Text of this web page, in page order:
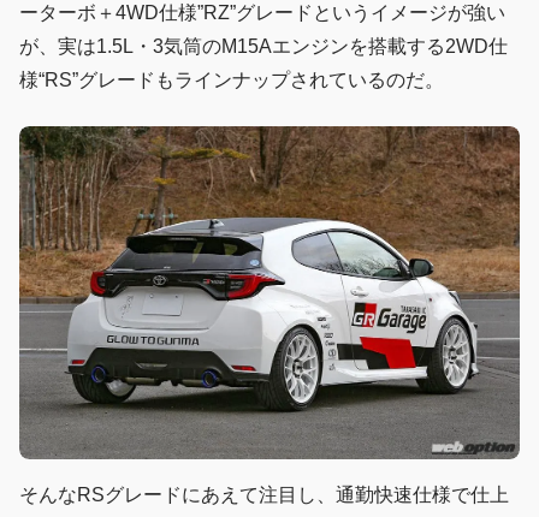
ーターボ＋4WD仕様”RZ”グレードというイメージが強い
が、実は1.5L・3気筒のM15Aエンジンを搭載する2WD仕
様“RS”グレードもラインナップされているのだ。
そんなRSグレードにあえて注目し、通勤快速仕様で仕上